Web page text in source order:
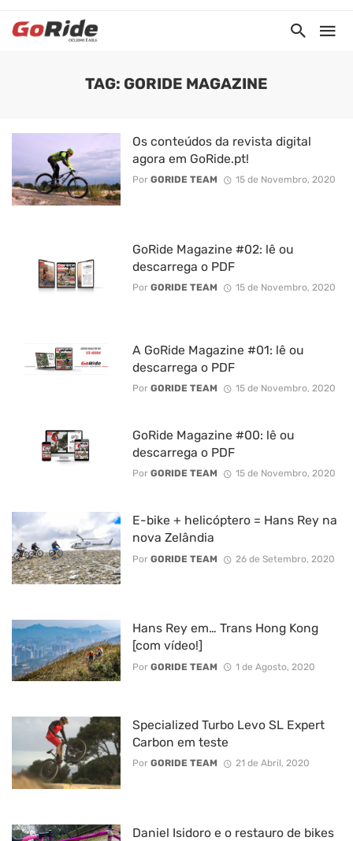
TAG: GORIDE MAGAZINE
Os conteúdos da revista digital
agora em GoRide.pt!
Por GORIDE TEAM 15 de Novembro, 2020
GoRide Magazine #02: lê ou
descarrega o PDF
Por GORIDE TEAM 15 de Novembro, 2020
A GoRide Magazine #01: lê ou
descarrega o PDF
Por GORIDE TEAM 15 de Novembro, 2020
GoRide Magazine #00: lê ou
descarrega o PDF
Por GORIDE TEAM 15 de Novembro, 2020
E-bike + helicóptero = Hans Rey na
nova Zelândia
Por GORIDE TEAM 26 de Setembro, 2020
Hans Rey em… Trans Hong Kong
[com vídeo!]
Por GORIDE TEAM 1 de Agosto, 2020
Specialized Turbo Levo SL Expert
Carbon em teste
Por GORIDE TEAM 21 de Abril, 2020
Daniel Isidoro e o restauro de bikes